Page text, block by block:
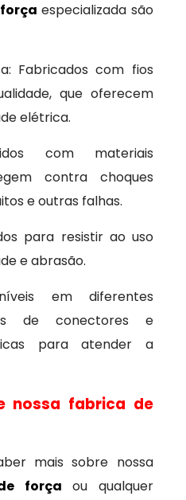
especializada são
Fabricados com fios
que oferecem
elétrica.
com materiais
contra choques
e outras falhas.
para resistir ao uso
e abrasão.
em diferentes
de conectores e
para atender a
nossa fabrica de
mais sobre nossa
força ou qualquer